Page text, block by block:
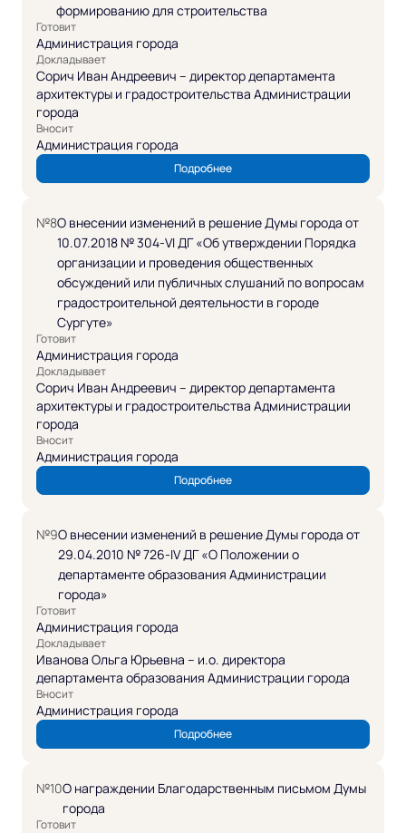
формированию для строительства
Готовит
Администрация города
Докладывает
Сорич Иван Андреевич – директор департамента
архитектуры и градостроительства Администрации
города
Вносит
Администрация города
Подробнее
№8О внесении изменений в решение Думы города от
10.07.2018 № 304-VI ДГ «Об утверждении Порядка
организации и проведения общественных
обсуждений или публичных слушаний по вопросам
градостроительной деятельности в городе
Сургуте»
Готовит
Администрация города
Докладывает
Сорич Иван Андреевич – директор департамента
архитектуры и градостроительства Администрации
города
Вносит
Администрация города
Подробнее
№9О внесении изменений в решение Думы города от
29.04.2010 № 726-IV ДГ «О Положении о
департаменте образования Администрации
города»
Готовит
Администрация города
Докладывает
Иванова Ольга Юрьевна – и.о. директора
департамента образования Администрации города
Вносит
Администрация города
Подробнее
№10О награждении Благодарственным письмом Думы
города
Готовит